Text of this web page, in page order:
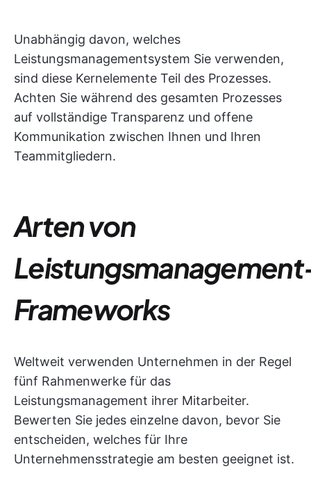
Unabhängig davon, welches
Leistungsmanagementsystem Sie verwenden,
sind diese Kernelemente Teil des Prozesses.
Achten Sie während des gesamten Prozesses
auf vollständige Transparenz und offene
Kommunikation zwischen Ihnen und Ihren
Teammitgliedern.
Arten von
Frameworks
Weltweit verwenden Unternehmen in der Regel
fünf Rahmenwerke für das
Leistungsmanagement ihrer Mitarbeiter.
Bewerten Sie jedes einzelne davon, bevor Sie
entscheiden, welches für Ihre
Unternehmensstrategie am besten geeignet ist.